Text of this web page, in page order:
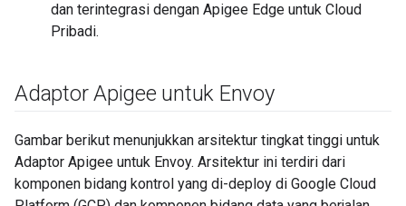
dan terintegrasi dengan Apigee Edge untuk Cloud
Pribadi.
Adaptor Apigee untuk Envoy
Gambar berikut menunjukkan arsitektur tingkat tinggi untuk
Adaptor Apigee untuk Envoy. Arsitektur ini terdiri dari
komponen bidang kontrol yang di-deploy di Google Cloud